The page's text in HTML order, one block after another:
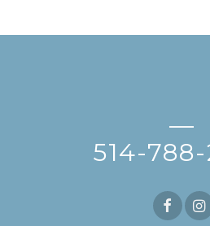
—
514-